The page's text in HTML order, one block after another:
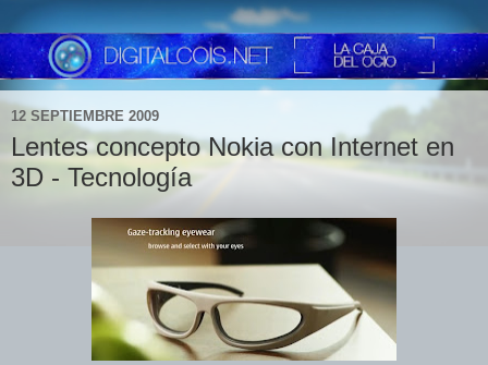
12 SEPTIEMBRE 2009
Lentes concepto Nokia con Internet en
3D - Tecnología